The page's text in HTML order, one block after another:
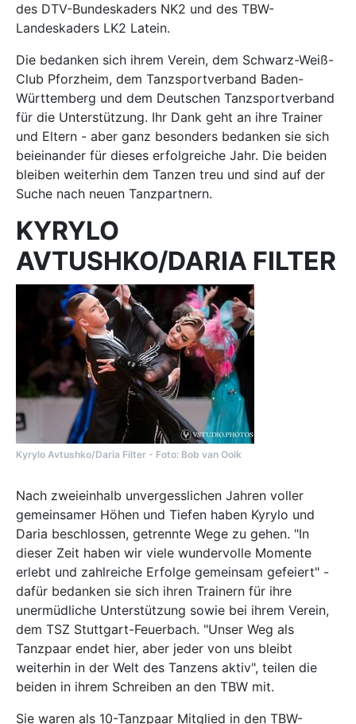
des DTV-Bundeskaders NK2 und des TBW-
Landeskaders LK2 Latein.
Die bedanken sich ihrem Verein, dem Schwarz-Weiß-
Club Pforzheim, dem Tanzsportverband Baden-
Württemberg und dem Deutschen Tanzsportverband
für die Unterstützung. Ihr Dank geht an ihre Trainer
und Eltern - aber ganz besonders bedanken sie sich
beieinander für dieses erfolgreiche Jahr. Die beiden
bleiben weiterhin dem Tanzen treu und sind auf der
Suche nach neuen Tanzpartnern.
KYRYLO
AVTUSHKO/DARIA FILTER
Kyrylo Avtushko/Daria Filter - Foto: Bob van Ooik
Nach zweieinhalb unvergesslichen Jahren voller
gemeinsamer Höhen und Tiefen haben Kyrylo und
Daria beschlossen, getrennte Wege zu gehen. "In
dieser Zeit haben wir viele wundervolle Momente
erlebt und zahlreiche Erfolge gemeinsam gefeiert" -
dafür bedanken sie sich ihren Trainern für ihre
unermüdliche Unterstützung sowie bei ihrem Verein,
dem TSZ Stuttgart-Feuerbach. "Unser Weg als
Tanzpaar endet hier, aber jeder von uns bleibt
weiterhin in der Welt des Tanzens aktiv", teilen die
beiden in ihrem Schreiben an den TBW mit.
Sie waren als 10-Tanzpaar Mitglied in den TBW-